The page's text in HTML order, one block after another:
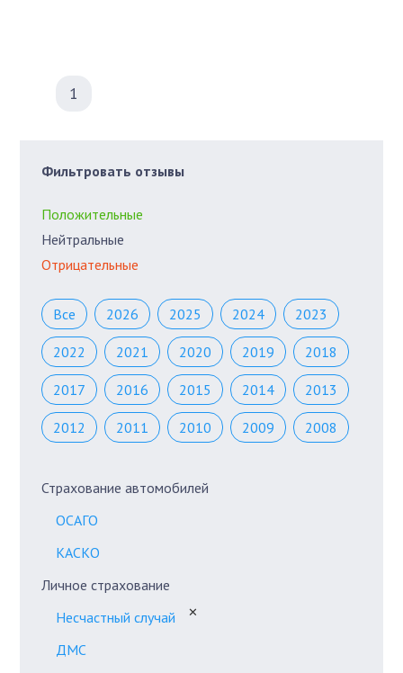
1
Фильтровать отзывы
Положительные
Нейтральные
Отрицательные
Все 2026 2025 2024 2023
2022 2021 2020 2019 2018
2017 2016 2015 2014 2013
2012 2011 2010 2009 2008
Страхование автомобилей
ОСАГО
КАСКО
Личное страхование
Несчастный случай
✕
ДМС